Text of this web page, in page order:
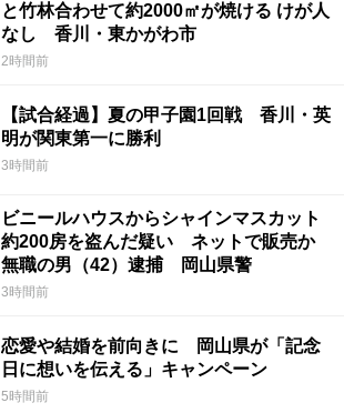
と竹林合わせて約2000㎡が焼ける けが人
なし 香川・東かがわ市
2時間前
【試合経過】夏の甲子園1回戦 香川・英
明が関東第一に勝利
3時間前
ビニールハウスからシャインマスカット
約200房を盗んだ疑い ネットで販売か
無職の男（42）逮捕 岡山県警
3時間前
恋愛や結婚を前向きに 岡山県が「記念
日に想いを伝える」キャンペーン
5時間前